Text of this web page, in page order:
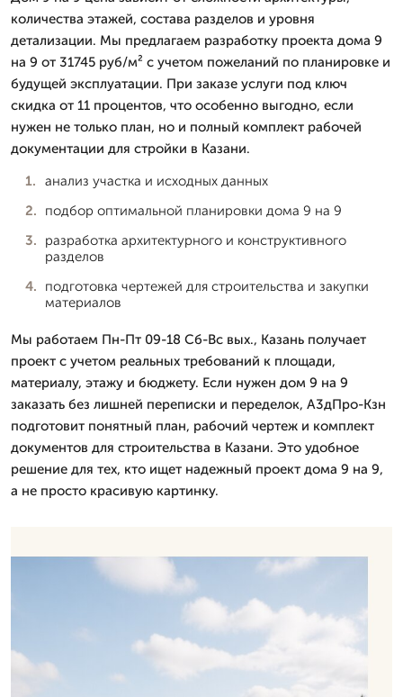
количества этажей, состава разделов и уровня
детализации. Мы предлагаем разработку проекта дома 9
на 9 от 31745 руб/м² с учетом пожеланий по планировке и
будущей эксплуатации. При заказе услуги под ключ
скидка от 11 процентов, что особенно выгодно, если
нужен не только план, но и полный комплект рабочей
документации для стройки в Казани.
анализ участка и исходных данных
подбор оптимальной планировки дома 9 на 9
разработка архитектурного и конструктивного
разделов
подготовка чертежей для строительства и закупки
материалов
Мы работаем Пн-Пт 09-18 Сб-Вс вых., Казань получает
проект с учетом реальных требований к площади,
материалу, этажу и бюджету. Если нужен дом 9 на 9
заказать без лишней переписки и переделок, А3дПро-Кзн
подготовит понятный план, рабочий чертеж и комплект
документов для строительства в Казани. Это удобное
решение для тех, кто ищет надежный проект дома 9 на 9,
а не просто красивую картинку.